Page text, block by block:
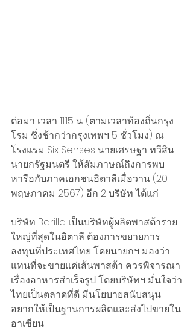
ต่อมา เวลา 11.15 น. (ตามเวลาท้องถิ่นกรุง
โรม ซึ่งช้ากว่ากรุงเทพฯ 5 ชั่วโมง) ณ
โรงแรม Six Senses นายเศรษฐา ทวีสิน
นายกรัฐมนตรี ให้สัมภาษณ์ถึงการพบ
หารือกับภาคเอกชนอิตาลีเมื่อวาน (20
พฤษภาคม 2567) อีก 2 บริษัท ได้แก่
บริษัท Barilla เป็นบริษัทผู้ผลิตพาสต้าราย
ใหญ่ที่สุดในอิตาลี ต้องการขยายการ
ลงทุนที่ประเทศไทย โดยนายกฯ มองว่า
แทนที่จะขายแค่เส้นพาสต้า ควรพิจารณา
เรื่องอาหารสำเร็จรูป โดยบริษัทฯ มั่นใจว่า
ไทยเป็นตลาดที่ดี มีนโยบายสนับสนุน
อยากให้เป็นฐานการผลิตและส่งไปขายใน
อาเซียน